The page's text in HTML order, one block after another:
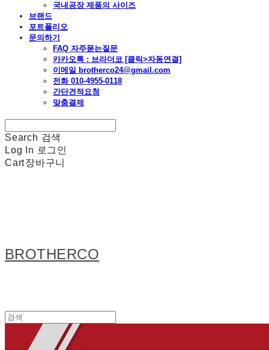
국내공장 제품의 사이즈
브랜드
포트폴리오
문의하기
FAQ 자주묻는질문
카카오톡 : 브라더코 [클릭>자동연결]
이메일 brotherco24@gmail.com
전화 010-4955-0118
간단견적요청
맞춤결제
Search 검색
Log In 로그인
Cart장바구니
BROTHERCO